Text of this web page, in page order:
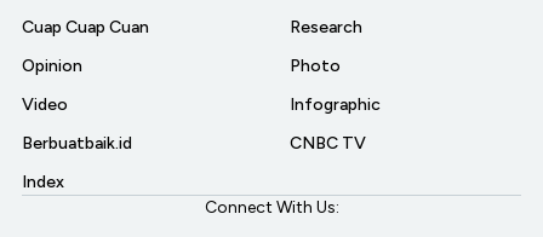
Cuap Cuap Cuan
Opinion
Video
Berbuatbaik.id
Index
Research
Photo
Infographic
CNBC TV
Connect With Us: